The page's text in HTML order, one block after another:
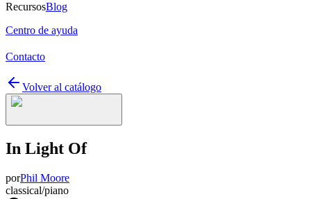
RecursosBlog
Centro de ayuda
Contacto
Volver al catálogo
In Light Of
porPhil Moore
classical/piano